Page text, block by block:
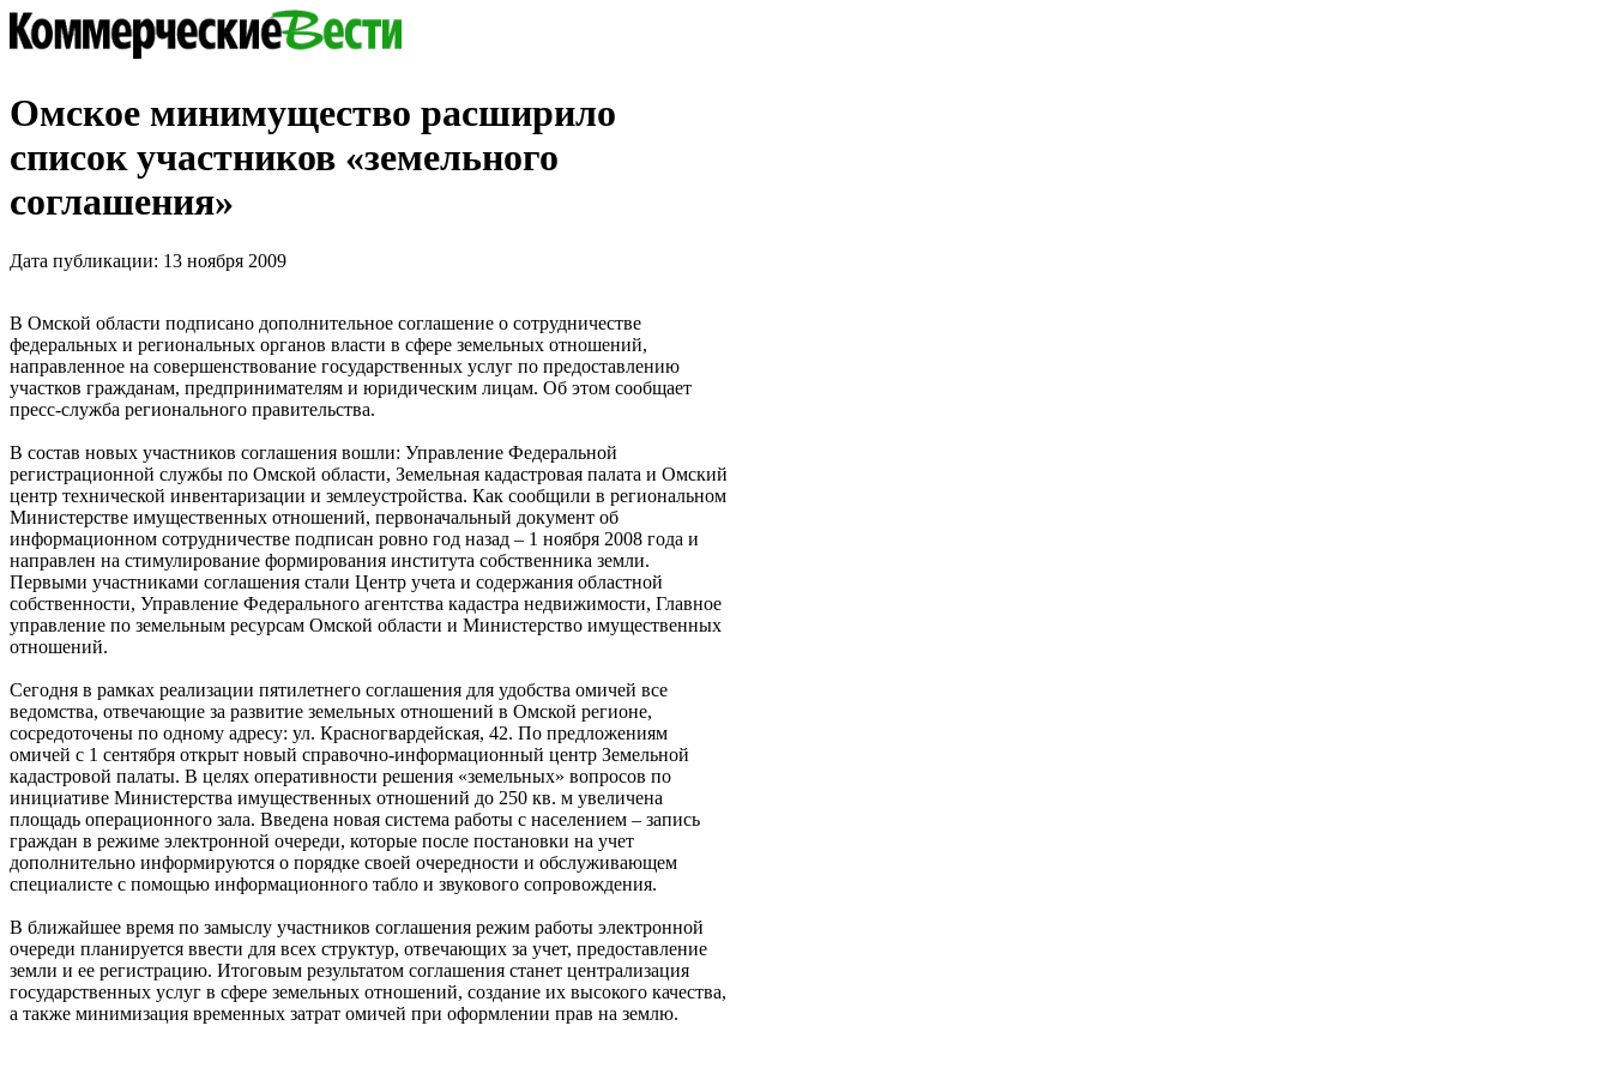
Омское минимущество расширило
список участников «земельного
соглашения»
Дата публикации: 13 ноября 2009
В Омской области подписано дополнительное соглашение о сотрудничестве
федеральных и региональных органов власти в сфере земельных отношений,
направленное на совершенствование государственных услуг по предоставлению
участков гражданам, предпринимателям и юридическим лицам. Об этом сообщает
пресс-служба регионального правительства.
В состав новых участников соглашения вошли: Управление Федеральной
регистрационной службы по Омской области, Земельная кадастровая палата и Омский
центр технической инвентаризации и землеустройства. Как сообщили в региональном
Министерстве имущественных отношений, первоначальный документ об
информационном сотрудничестве подписан ровно год назад – 1 ноября 2008 года и
направлен на стимулирование формирования института собственника земли.
Первыми участниками соглашения стали Центр учета и содержания областной
собственности, Управление Федерального агентства кадастра недвижимости, Главное
управление по земельным ресурсам Омской области и Министерство имущественных
отношений.
Сегодня в рамках реализации пятилетнего соглашения для удобства омичей все
ведомства, отвечающие за развитие земельных отношений в Омской регионе,
сосредоточены по одному адресу: ул. Красногвардейская, 42. По предложениям
омичей с 1 сентября открыт новый справочно-информационный центр Земельной
кадастровой палаты. В целях оперативности решения «земельных» вопросов по
инициативе Министерства имущественных отношений до 250 кв. м увеличена
площадь операционного зала. Введена новая система работы с населением – запись
граждан в режиме электронной очереди, которые после постановки на учет
дополнительно информируются о порядке своей очередности и обслуживающем
специалисте с помощью информационного табло и звукового сопровождения.
В ближайшее время по замыслу участников соглашения режим работы электронной
очереди планируется ввести для всех структур, отвечающих за учет, предоставление
земли и ее регистрацию. Итоговым результатом соглашения станет централизация
государственных услуг в сфере земельных отношений, создание их высокого качества,
а также минимизация временных затрат омичей при оформлении прав на землю.